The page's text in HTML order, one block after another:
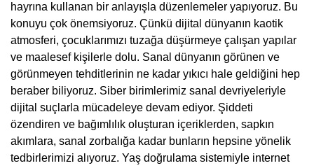
hayrına kullanan bir anlayışla düzenlemeler yapıyoruz. Bu
konuyu çok önemsiyoruz. Çünkü dijital dünyanın kaotik
atmosferi, çocuklarımızı tuzağa düşürmeye çalışan yapılar
ve maalesef kişilerle dolu. Sanal dünyanın görünen ve
görünmeyen tehditlerinin ne kadar yıkıcı hale geldiğini hep
beraber biliyoruz. Siber birimlerimiz sanal devriyeleriyle
dijital suçlarla mücadeleye devam ediyor. Şiddeti
özendiren ve bağımlılık oluşturan içeriklerden, sapkın
akımlara, sanal zorbalığa kadar bunların hepsine yönelik
tedbirlerimizi alıyoruz. Yaş doğrulama sistemiyle internet